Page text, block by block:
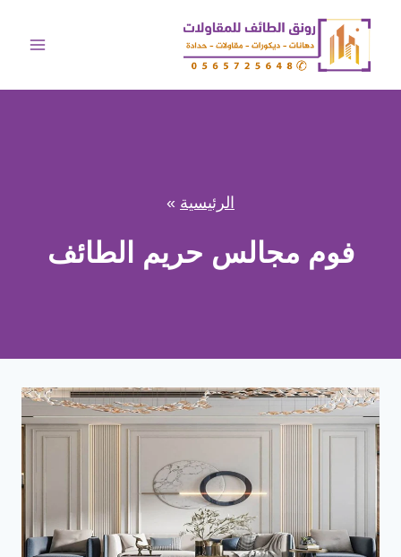
المحتوى
الرئيسية »
فوم مجالس حريم الطائف